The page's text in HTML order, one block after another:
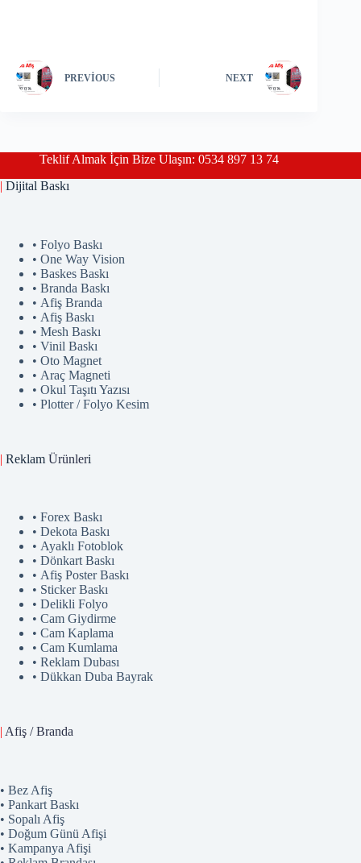
PREVIOUS NEXT
Teklif Almak İçin Bize Ulaşın: 0534 897 13 74
| Dijital Baskı
• Folyo Baskı
• One Way Vision
• Baskes Baskı
• Branda Baskı
• Afiş Branda
• Afiş Baskı
• Mesh Baskı
• Vinil Baskı
• Oto Magnet
• Araç Magneti
• Okul Taşıtı Yazısı
• Plotter / Folyo Kesim
| Reklam Ürünleri
• Forex Baskı
• Dekota Baskı
• Ayaklı Fotoblok
• Dönkart Baskı
• Afiş Poster Baskı
• Sticker Baskı
• Delikli Folyo
• Cam Giydirme
• Cam Kaplama
• Cam Kumlama
• Reklam Dubası
• Dükkan Duba Bayrak
| Afiş / Branda
• Bez Afiş
• Pankart Baskı
• Sopalı Afiş
• Doğum Günü Afişi
• Kampanya Afişi